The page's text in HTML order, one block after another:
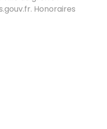
Honoraires